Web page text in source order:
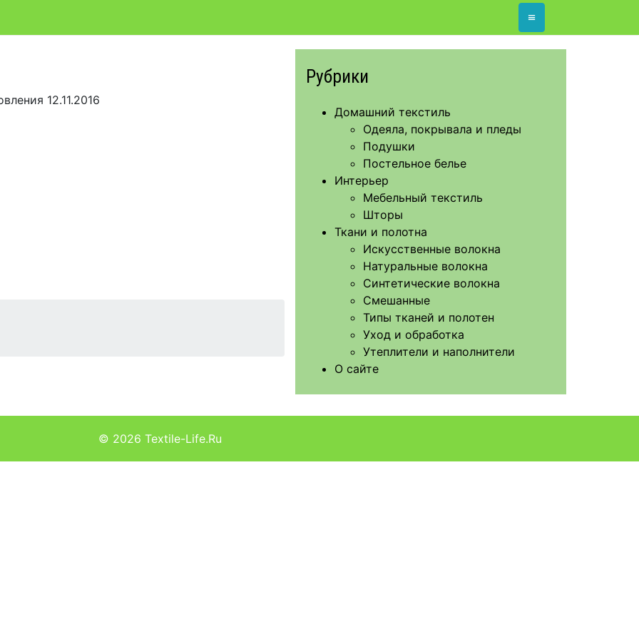
≡
12.11.2016
Рубрики
Домашний текстиль
Одеяла, покрывала и пледы
Подушки
Постельное белье
Интерьер
Мебельный текстиль
Шторы
Ткани и полотна
Искусственные волокна
Натуральные волокна
Синтетические волокна
Смешанные
Типы тканей и полотен
Уход и обработка
Утеплители и наполнители
О сайте
© 2026 Textile-Life.Ru